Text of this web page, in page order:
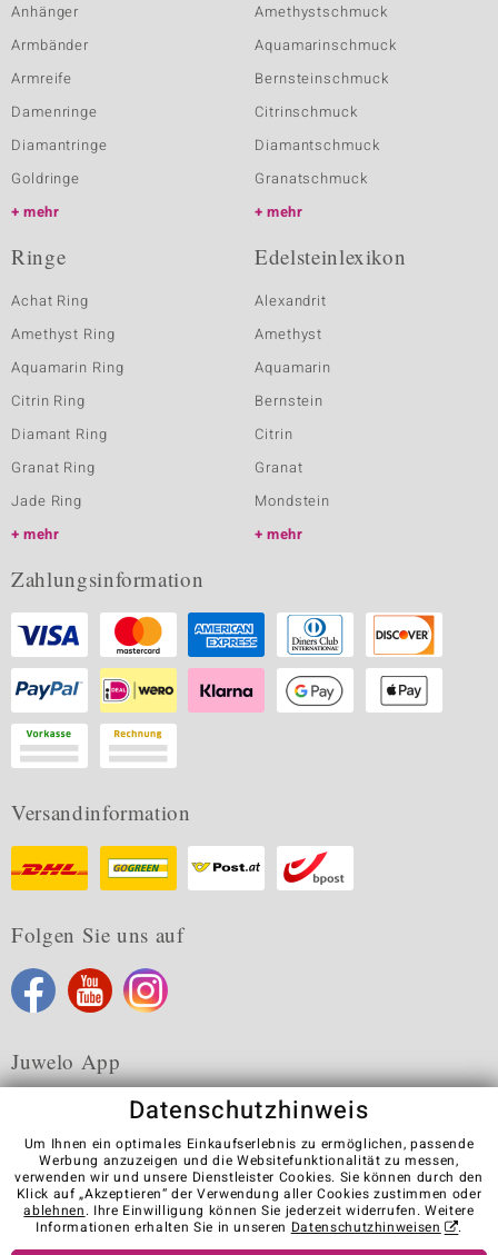
Anhänger
Armbänder
Armreife
Damenringe
Diamantringe
Goldringe
mehr
Amethystschmuck
Aquamarinschmuck
Bernsteinschmuck
Citrinschmuck
Diamantschmuck
Granatschmuck
mehr
Ringe
Achat Ring
Amethyst Ring
Aquamarin Ring
Citrin Ring
Diamant Ring
Granat Ring
Jade Ring
mehr
Edelsteinlexikon
Alexandrit
Amethyst
Aquamarin
Bernstein
Citrin
Granat
Mondstein
mehr
Zahlungsinformation
Versandinformation
Folgen Sie uns auf
Juwelo App
Karriere AGB Datenschutz Cookies
Impressum
Kontakt
Vertrag widerrufen
Visit our stores in other countries:
Datenschutzhinweis
Um Ihnen ein optimales Einkaufserlebnis zu ermöglichen, passende
Werbung anzuzeigen und die Websitefunktionalität zu messen,
verwenden wir und unsere Dienstleister Cookies. Sie können durch den
Klick auf „Akzeptieren“ der Verwendung aller Cookies zustimmen oder
ablehnen. Ihre Einwilligung können Sie jederzeit widerrufen. Weitere
Informationen erhalten Sie in unseren Datenschutzhinweisen .